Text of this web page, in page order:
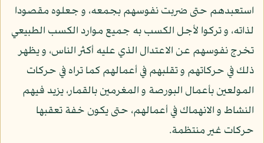
استعبدهم حتى ضربت نفوسهم بجمعه، و جعلوه مقصودا
لذاته، و تركوا لأجل الكسب به جميع موارد الكسب الطبيعي
تخرج نفوسهم عن الاعتدال الذي عليه أكثر الناس، و يظهر
ذلك في حركاتهم و تقلبهم في أعمالهم كما تراه في حركات
المولعين بأعمال البورصة و المغرمين بالقمار، يزيد فيهم
النشاط و الانهماك في أعمالهم، حتى يكون خفة تعقبها
حركات غير منتظمة.